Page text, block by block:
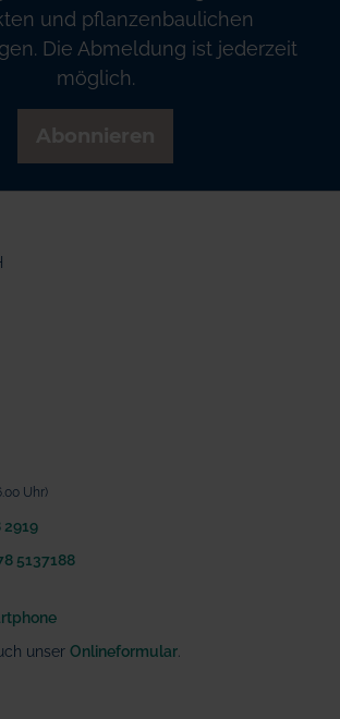
und pflanzenbaulichen
Die Abmeldung ist jederzeit
möglich.
Uhr)
2919
5137188
unser Onlineformular